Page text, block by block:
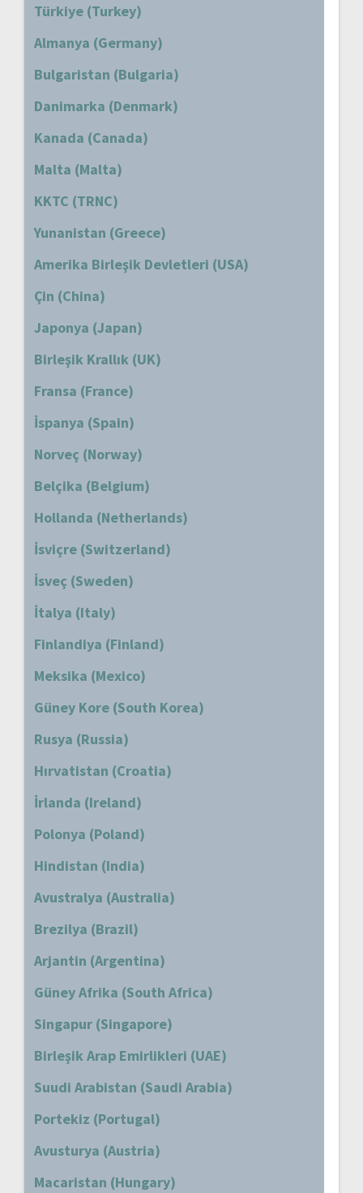
Türkiye (Turkey)
Almanya (Germany)
Bulgaristan (Bulgaria)
Danimarka (Denmark)
Kanada (Canada)
Malta (Malta)
KKTC (TRNC)
Yunanistan (Greece)
Amerika Birleşik Devletleri (USA)
Çin (China)
Japonya (Japan)
Birleşik Krallık (UK)
Fransa (France)
İspanya (Spain)
Norveç (Norway)
Belçika (Belgium)
Hollanda (Netherlands)
İsviçre (Switzerland)
İsveç (Sweden)
İtalya (Italy)
Finlandiya (Finland)
Meksika (Mexico)
Güney Kore (South Korea)
Rusya (Russia)
Hırvatistan (Croatia)
İrlanda (Ireland)
Polonya (Poland)
Hindistan (India)
Avustralya (Australia)
Brezilya (Brazil)
Arjantin (Argentina)
Güney Afrika (South Africa)
Singapur (Singapore)
Birleşik Arap Emirlikleri (UAE)
Suudi Arabistan (Saudi Arabia)
Portekiz (Portugal)
Avusturya (Austria)
Macaristan (Hungary)